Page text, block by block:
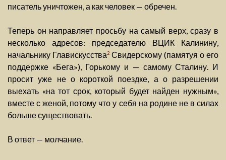
писатель уничтожен, а как человек — обречен.
Теперь он направляет просьбу на самый верх, сразу в
несколько адресов: председателю ВЦИК Калинину,
начальнику Главискусства2 Свидерскому (памятуя о его
поддержке «Бега»), Горькому и — самому Сталину. И
просит уже не о короткой поездке, а о разрешении
выехать «на тот срок, который будет найден нужным»,
вместе с женой, потому что у себя на родине не в силах
больше существовать.
В ответ — молчание.